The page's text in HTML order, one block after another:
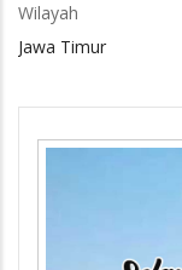
Wilayah
Jawa Timur